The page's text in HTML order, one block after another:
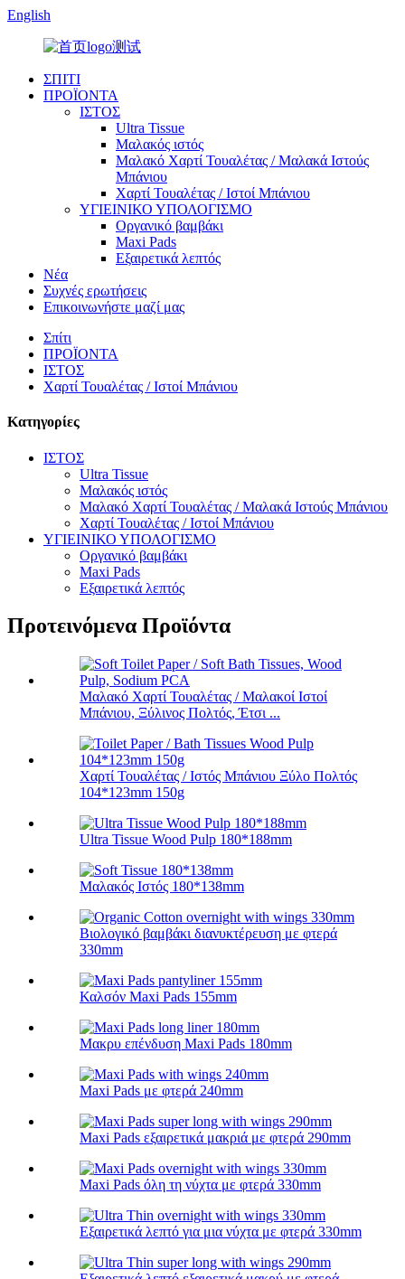
English
ΣΠΙΤΙ
ΠΡΟΪΟΝΤΑ
ΙΣΤΟΣ
Ultra Tissue
Μαλακός ιστός
Μαλακό Χαρτί Τουαλέτας / Μαλακά Ιστούς
Μπάνιου
Χαρτί Τουαλέτας / Ιστοί Μπάνιου
ΥΓΙΕΙΝΙΚΟ ΥΠΟΛΟΓΙΣΜΟ
Οργανικό βαμβάκι
Maxi Pads
Εξαιρετικά λεπτός
Νέα
Συχνές ερωτήσεις
Επικοινωνήστε μαζί μας
Σπίτι
ΠΡΟΪΟΝΤΑ
ΙΣΤΟΣ
Χαρτί Τουαλέτας / Ιστοί Μπάνιου
Κατηγορίες
ΙΣΤΟΣ
Ultra Tissue
Μαλακός ιστός
Μαλακό Χαρτί Τουαλέτας / Μαλακά Ιστούς Μπάνιου
Χαρτί Τουαλέτας / Ιστοί Μπάνιου
ΥΓΙΕΙΝΙΚΟ ΥΠΟΛΟΓΙΣΜΟ
Οργανικό βαμβάκι
Maxi Pads
Εξαιρετικά λεπτός
Προτεινόμενα Προϊόντα
Μαλακό Χαρτί Τουαλέτας / Μαλακοί Ιστοί
Μπάνιου, Ξύλινος Πολτός, Έτσι ...
Χαρτί Τουαλέτας / Ιστός Μπάνιου Ξύλο Πολτός
104*123mm 150g
Ultra Tissue Wood Pulp 180*188mm
Μαλακός Ιστός 180*138mm
Βιολογικό βαμβάκι διανυκτέρευση με φτερά
330mm
Καλσόν Maxi Pads 155mm
Μακρυ επένδυση Maxi Pads 180mm
Maxi Pads με φτερά 240mm
Maxi Pads εξαιρετικά μακριά με φτερά 290mm
Maxi Pads όλη τη νύχτα με φτερά 330mm
Εξαιρετικά λεπτό για μια νύχτα με φτερά 330mm